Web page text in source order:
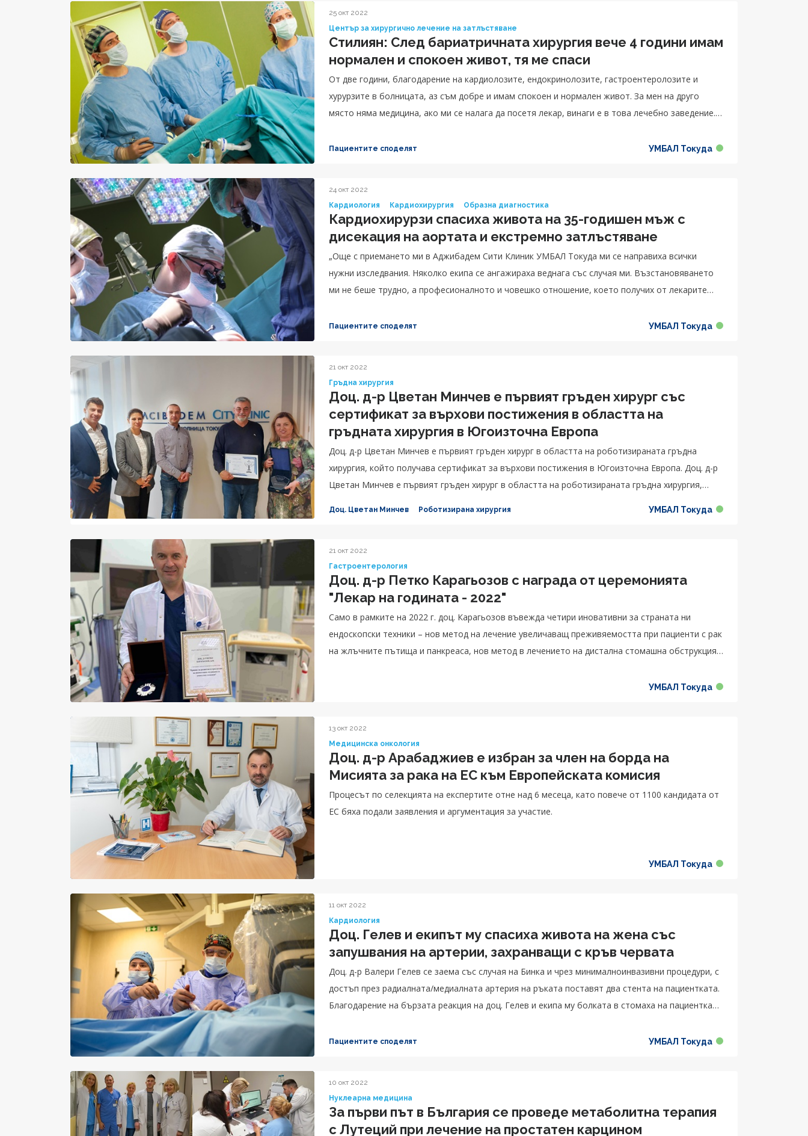
д-р Мария Калинкова, специалист в Отделение по ендокринология.
25 окт 2022
Център за хирургично лечение на затлъстяване
Стилиян: След бариатричната хирургия вече 4 години имам
нормален и спокоен живот, тя ме спаси
От две години, благодарение на кардиолозите, ендокринолозите, гастроентеролозите и
хурурзите в болницата, аз съм добре и имам спокоен и нормален живот. За мен на друго
място няма медицина, ако ми се налага да посетя лекар, винаги е в това лечебно заведение.
болници, професионално се работи само там.“, споделя с благодарност Стилиян.
Пациентите споделят УМБАЛ Токуда
24 окт 2022
Кардиология
Кардиохирургия Образна диагностика
Кардиохирурзи спасиха живота на 35-годишен мъж с
дисекация на аортата и екстремно затлъстяване
„Още с приемането ми в Аджибадем Сити Клиник УМБАЛ Токуда ми се направиха всички
нужни изследвания. Няколко екипа се ангажираха веднага със случая ми. Възстановяването
ми не беше трудно, а професионалното и човешко отношение, което получих от лекарите
кръвно, но не бях ходил на кардиолог от много време, изобщо не се проследявах.
Пациентите споделят УМБАЛ Токуда
21 окт 2022
Гръдна хирургия
Доц. д-р Цветан Минчев е първият гръден хирург със
сертификат за върхови постижения в областта на
гръдната хирургия в Югоизточна Европа
Доц. д-р Цветан Минчев е първият гръден хирург в областта на роботизираната гръдна
хирургия, който получава сертификат за върхови постижения в Югоизточна Европа. Доц. д-р
Цветан Минчев е първият гръден хирург в областта на роботизираната гръдна хирургия,
Доц. Цветан Минчев Роботизирана хирургия УМБАЛ Токуда
21 окт 2022
Гастроентерология
Доц. д-р Петко Карагьозов с награда от церемонията
"Лекар на годината - 2022"
Само в рамките на 2022 г. доц. Карагьозов въвежда четири иновативни за страната ни
ендоскопски техники – нов метод на лечение увеличаващ преживяемостта при пациенти с рак
на жлъчните пътища и панкреаса, нов метод в лечението на дистална стомашна обструкция,
УМБАЛ Токуда
13 окт 2022
Медицинска онкология
Доц. д-р Арабаджиев е избран за член на борда на
Мисията за рака на ЕС към Европейската комисия
Процесът по селекцията на експертите отне над 6 месеца, като повече от 1100 кандидата от
ЕС бяха подали заявления и аргументация за участие.
УМБАЛ Токуда
11 окт 2022
Кардиология
Доц. Гелев и екипът му спасиха живота на жена със
запушвания на артерии, захранващи с кръв червата
Доц. д-р Валери Гелев се заема със случая на Бинка и чрез минималноинвазивни процедури, с
достъп през радиалната/медиалната артерия на ръката поставят два стента на пациентката.
Благодарение на бързата реакция на доц. Гелев и екипа му болката в стомаха на пациентката
Пациентите споделят УМБАЛ Токуда
10 окт 2022
Нуклеарна медицина
За първи път в България се проведе метаболитна терапия
с Лутеций при лечение на простатен карцином